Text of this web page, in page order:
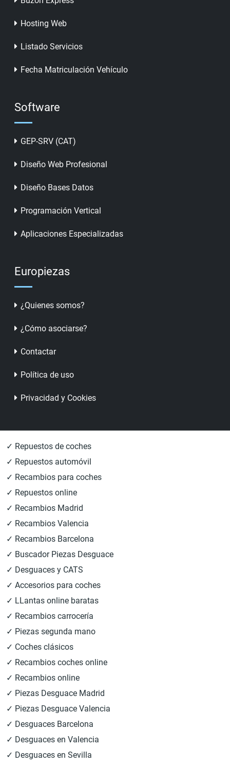
Hosting Web
Listado Servicios
Fecha Matriculación Vehículo
Software
GEP-SRV (CAT)
Diseño Web Profesional
Diseño Bases Datos
Programación Vertical
Aplicaciones Especializadas
Europiezas
¿Quienes somos?
¿Cómo asociarse?
Contactar
Política de uso
Privacidad y Cookies
✓ Repuestos de coches
✓ Repuestos automóvil
✓ Recambios para coches
✓ Repuestos online
✓ Recambios Madrid
✓ Recambios Valencia
✓ Recambios Barcelona
✓ Buscador Piezas Desguace
✓ Desguaces y CATS
✓ Accesorios para coches
✓ LLantas online baratas
✓ Recambios carrocería
✓ Piezas segunda mano
✓ Coches clásicos
✓ Recambios coches online
✓ Recambios online
✓ Piezas Desguace Madrid
✓ Piezas Desguace Valencia
✓ Desguaces Barcelona
✓ Desguaces en Valencia
✓ Desguaces en Sevilla